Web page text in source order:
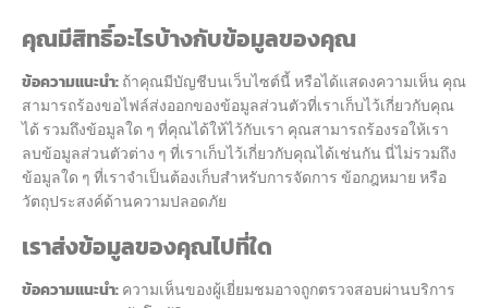
คุณมีสิทธิ์อะไรบ้างกับข้อมูลของคุณ
ข้อความแนะนำ:ถ้าคุณมีบัญชีบนเว็บไซต์นี้ หรือได้แสดงความเห็น คุณ
สามารถร้องขอไฟล์ส่งออกของข้อมูลส่วนตัวที่เราเก็บไว้เกี่ยวกับคุณ
ได้ รวมถึงข้อมูลใด ๆ ที่คุณได้ให้ไว้กับเรา คุณสามารถร้องรอให้เรา
ลบข้อมูลส่วนตัวต่าง ๆ ที่เราเก็บไว้เกี่ยวกับคุณได้เช่นกัน นี่ไม่รวมถึง
ข้อมูลใด ๆ ที่เราจำเป็นต้องเก็บสำหรับการจัดการ ข้อกฎหมาย หรือ
วัตถุประสงค์ด้านความปลอดภัย
เราส่งข้อมูลของคุณไปที่ใด
ข้อความแนะนำ:ความเห็นของผู้เยี่ยมชมอาจถูกตรวจสอบผ่านบริการ